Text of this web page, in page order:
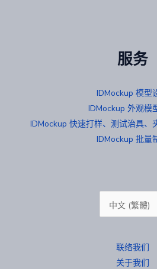
服务
IDMockup 模型
IDMockup 外观模
IDMockup 快速打样、测试治具、
IDMockup 批量
择
联络我们
关于我们